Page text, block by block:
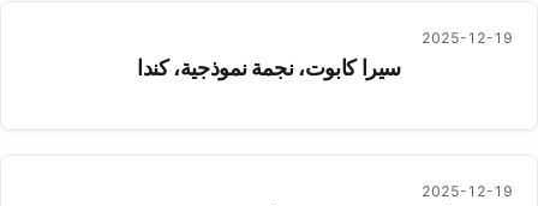
2025-12-19
سيرا كابوت، نجمة نموذجية، كندا
2025-12-19